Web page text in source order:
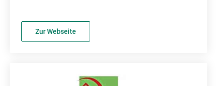
Zur Webseite